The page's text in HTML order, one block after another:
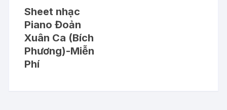
Sheet nhạc
Piano Đoản
Xuân Ca (Bích
Phương)-Miễn
Phí